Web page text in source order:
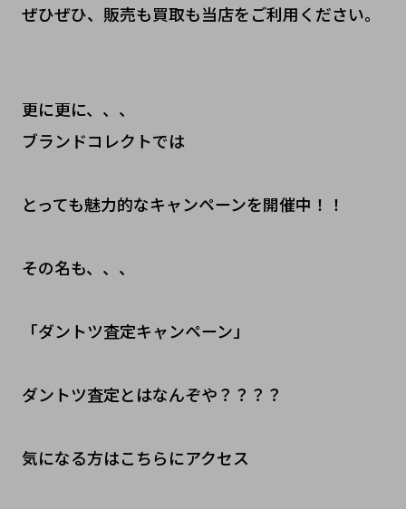
ぜひぜひ、販売も買取も当店をご利用ください。
更に更に、、、
ブランドコレクトでは
とっても魅力的なキャンペーンを開催中！！
その名も、、、
「ダントツ査定キャンペーン」
ダントツ査定とはなんぞや？？？？
気になる方はこちらにアクセス